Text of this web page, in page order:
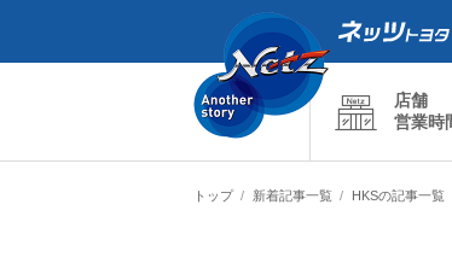
店舗
営業時
トップ 新着記事一覧 HKSの記事一覧